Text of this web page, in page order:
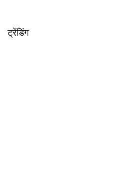
ट्रेंडिंग